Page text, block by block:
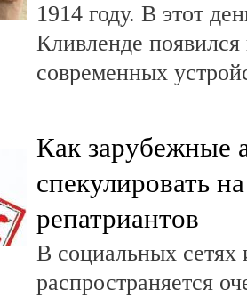
1914 году. В этот
Кливленде
современных
Как зарубежные
спекулировать
репатриантов
В социальных сетях
распространяется